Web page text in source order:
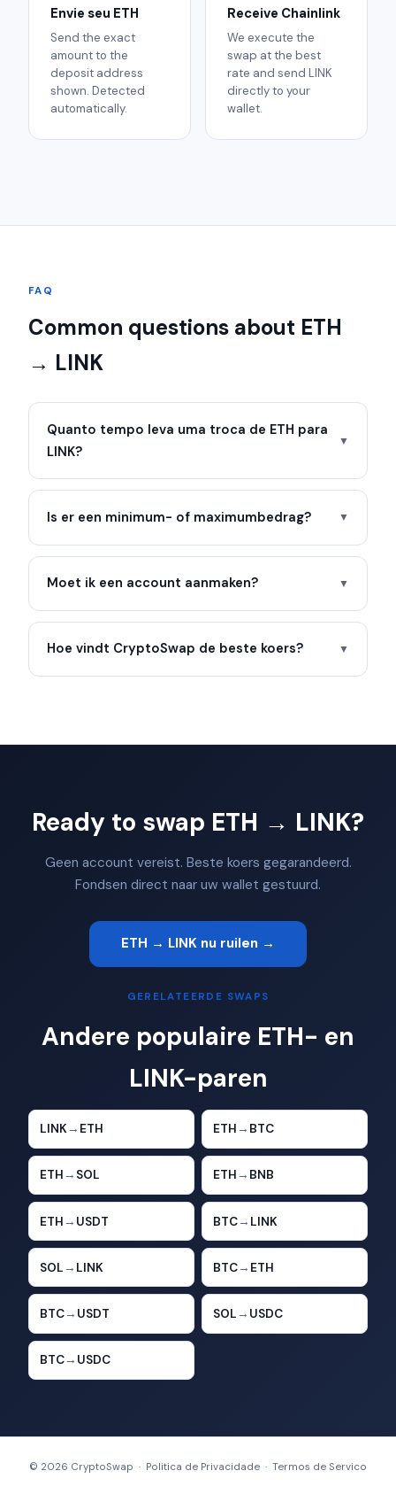
Envie seu ETH
Send the exact
amount to the
deposit address
shown. Detected
automatically.
Receive Chainlink
We execute the
swap at the best
rate and send LINK
directly to your
wallet.
FAQ
Common questions about ETH
→ LINK
Quanto tempo leva uma troca de ETH para
LINK?
▼
Is er een minimum- of maximumbedrag? ▼
Moet ik een account aanmaken? ▼
Hoe vindt CryptoSwap de beste koers? ▼
Ready to swap ETH → LINK?
Geen account vereist. Beste koers gegarandeerd.
Fondsen direct naar uw wallet gestuurd.
ETH → LINK nu ruilen →
GERELATEERDE SWAPS
Andere populaire ETH- en
LINK-paren
LINK→ ETH ETH → BTC
ETH → SOL ETH → BNB
ETH → USDT BTC→ LINK
SOL → LINK BTC→ ETH
BTC→ USDT SOL → USDC
BTC→ USDC
© 2026 CryptoSwap · Politica de Privacidade · Termos de Servico